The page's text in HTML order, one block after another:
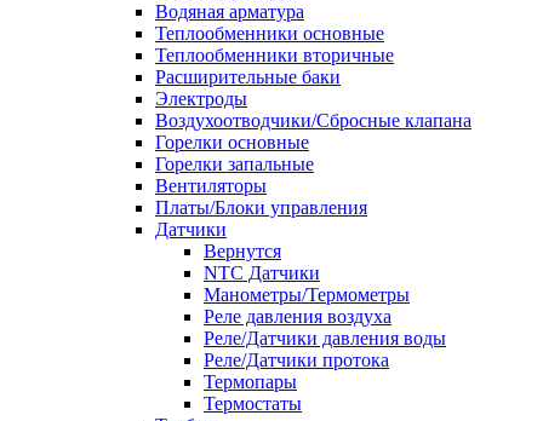
Водяная арматура
Теплообменники основные
Теплообменники вторичные
Расширительные баки
Электроды
Воздухоотводчики/Сбросные клапана
Горелки основные
Горелки запальные
Вентиляторы
Платы/Блоки управления
Датчики
Вернутся
NTC Датчики
Манометры/Термометры
Реле давления воздуха
Реле/Датчики давления воды
Реле/Датчики протока
Термопары
Термостаты